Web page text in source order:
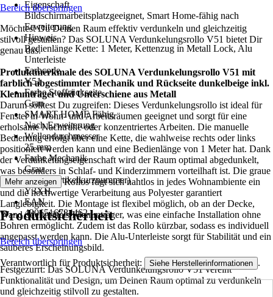
Eigenschaft
Bildschirmarbeitsplatzgeeignet, Smart Home-fähig nach
Erweiterung
Hinweis
Bedienlänge Kette: 1 Meter, Kettenzug in Metall Lock, Alu
Unterleiste
Farbcode
V51
Farbe Stoffrückseite
Grau
SMART HOME Fähig
Nach Erweiterung
Wellendurchmesser
25 mm
Farbe Mechanik
Grau
AKN (Artikelkurznummer)
Y3XH
EAN
4306516784462
Bereich überspringen
Möchtest Du Deinen Raum effektiv verdunkeln und gleichzeitig
stilvoll gestalten? Das SOLUNA Verdunkelungsrollo V51 bietet Dir
genau das.
Produktmerkmale des SOLUNA Verdunkelungsrollo V51 mit
farblich abgestimmter Mechanik und Rückseite dunkelbeige inkl.
Klemmträger und Unterschiene aus Metall
Darum solltest Du zugreifen: Dieses Verdunkelungsrollo ist ideal für
Fenster in Wohn- und Arbeitsräumen geeignet und sorgt für eine
erholsame Nachtruhe oder konzentriertes Arbeiten. Die manuelle
Bedienung erfolgt über eine Kette, die wahlweise rechts oder links
positioniert werden kann und eine Bedienlänge von 1 Meter hat. Dank
der Verdunkelungseigenschaft wird der Raum optimal abgedunkelt,
was besonders in Schlaf- und Kinderzimmern vorteilhaft ist. Die graue
Farbgebung des Rollos fügt sich nahtlos in jedes Wohnambiente ein
und die hochwertige Verarbeitung aus Polyester garantiert
Langlebigkeit. Die Montage ist flexibel möglich, ob an der Decke,
Wand oder mittels Klemmträger, was eine einfache Installation ohne
Bohren ermöglicht. Zudem ist das Rollo kürzbar, sodass es individuell
angepasst werden kann. Die Alu-Unterleiste sorgt für Stabilität und ein
sauberes Erscheinungsbild.
Festgezurrt: Das SOLUNA Verdunkelungsrollo V51 vereint
Funktionalität und Design, um Deinen Raum optimal zu verdunkeln
und gleichzeitig stilvoll zu gestalten.
Mehr anzeigen
Produktsicherheit
Bereich überspringen
Verantwortlich für Produktsicherheit: Siehe Herstellerinformationen .